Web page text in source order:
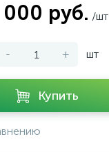
руб. /шт
- + шт
Купить